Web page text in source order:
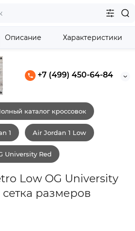
+7 (499) 450-64-84
каталог кроссовок
1 Air Jordan 1 Low
University Red
Low OG University
размеров
Описание Характеристики